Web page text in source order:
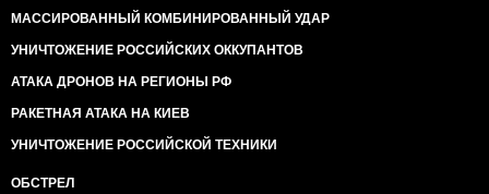
МАССИРОВАННЫЙ КОМБИНИРОВАННЫЙ УДАР
УНИЧТОЖЕНИЕ РОССИЙСКИХ ОККУПАНТОВ
АТАКА ДРОНОВ НА РЕГИОНЫ РФ
РАКЕТНАЯ АТАКА НА КИЕВ
УНИЧТОЖЕНИЕ РОССИЙСКОЙ ТЕХНИКИ
ОБСТРЕЛ